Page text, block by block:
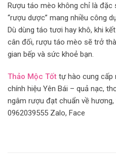
Rượu táo mèo không chỉ là đặc
“rượu dược” mang nhiều công
Dù dùng táo tươi hay khô, khi
cân đối, rượu táo mèo sẽ trở
gian bếp và sức khoẻ bạn.
Thảo Mộc Tốt tự hào cung cấp
chính hiệu Yên Bái – quả nạc,
ngâm rượu đạt chuẩn về hương,
0962039555 Zalo, Face